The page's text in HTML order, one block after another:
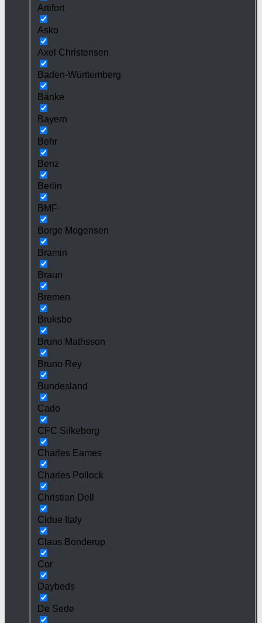
Artifort
Asko
Axel Christensen
Baden-Württemberg
Bänke
Bayern
Behr
Benz
Berlin
BMF
Borge Mogensen
Bramin
Braun
Bremen
Bruksbo
Bruno Mathsson
Bruno Rey
Bundesland
Cado
CFC Silkeborg
Charles Eames
Charles Pollock
Christian Dell
Cidue Italy
Claus Bonderup
Cor
Daybeds
De Sede